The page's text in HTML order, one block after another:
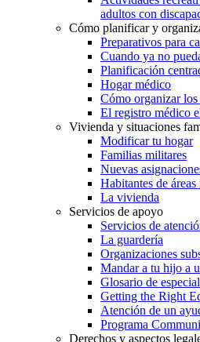
adultos con
Cómo planificar y
Preparativos para
Cuando ya no
Planificación
Hogar médico
Cómo organizar
El registro médico
Vivienda y situaciones
Modificar tu hogar
Familias militares
Nuevas
Habitantes de áreas
La vivienda
Servicios de apoyo
Servicios de
La guardería
Organizaciones
Mandar a tu hijo a
Glosario de
Getting the Right
Atención de un
Programa
Derechos y aspectos